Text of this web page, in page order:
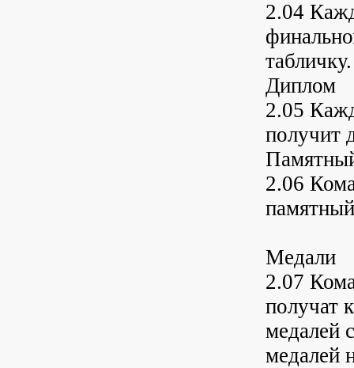
2.04
табличку.
Диплом
2.05
получит
2.06
Медали
2.07
получат
медалей
медалей